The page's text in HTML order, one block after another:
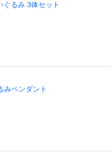
ぐるみ 3体セット
みペンダント